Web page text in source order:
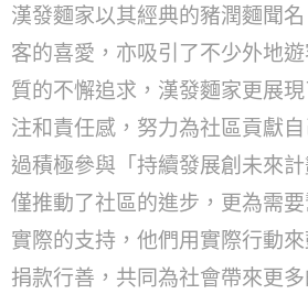
漢發麵家以其經典的豬潤麵聞
客的喜愛，亦吸引了不少外地
質的不懈追求，漢發麵家更展
注和責任感，努力為社區貢獻
過積極參與「持續發展創未來
僅推動了社區的進步，更為需
實際的支持，他們用實際行動
捐款行善，共同為社會帶來更多